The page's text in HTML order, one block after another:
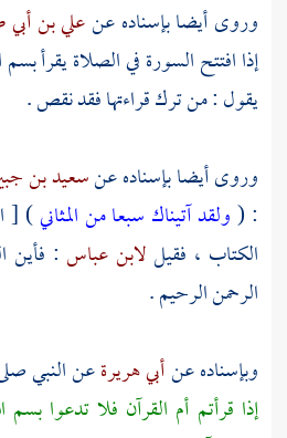
وروى أيضا بإسناده عنعلي بن
إذا افتتح السورة في الصلاة يقرأ
يقول : من ترك قراءتها فقد نقص .
وروى أيضا بإسناده عنسعيد بن
: (ولقد آتيناك سبعا من المثاني
الكتاب ، فقيللابن عباس : فأين
الرحمن الرحيم .
وبإسناده عنأبي هريرةعن النبي
إذا قرأتم أم القرآن فلا تدعوا بسم